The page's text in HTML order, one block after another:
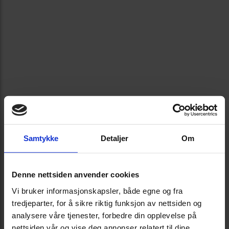
Samtykke Detaljer Om
Denne nettsiden anvender cookies
Vi bruker informasjonskapsler, både egne og fra
tredjeparter, for å sikre riktig funksjon av nettsiden og
analysere våre tjenester, forbedre din opplevelse på